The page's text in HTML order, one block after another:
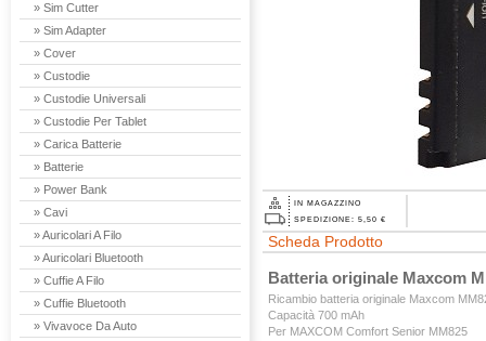
» Sim Cutter
» Sim Adapter
» Cover
» Custodie
» Custodie Universali
» Custodie Per Tablet
» Carica Batterie
» Batterie
» Power Bank
» Cavi
» Auricolari A Filo
» Auricolari Bluetooth
» Cuffie A Filo
» Cuffie Bluetooth
» Vivavoce Da Auto
IN MAGAZZINO
SPEDIZIONE: 5,50 €
Scheda Prodotto
Batteria originale Maxcom
Ricambio batteria originale Maxcom
Capacità 700 mAh
Per MAXCOM Comfort Senior MM825